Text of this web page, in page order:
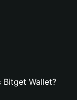
Bitget Wallet?